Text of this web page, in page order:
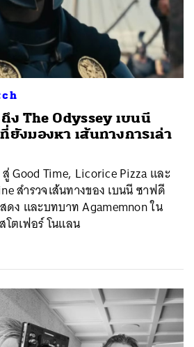
ง The Odyssey เบนนี
งมองหา เส้นทางการเล่า
Good Time, Licorice Pizza และ
สำรวจเส้นทางของ เบนนี ซาฟดี
ง และบทบาท Agamemnon ใน
โตเฟอร์ โนแลน